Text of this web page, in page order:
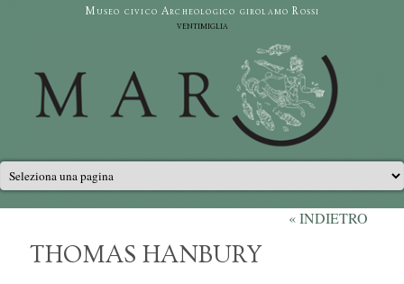
Salta al contenuto principaleMuseo civico Archeologico girolamo Rossi
ventimiglia
Menu principale « INDIETRO
THOMAS HANBURY